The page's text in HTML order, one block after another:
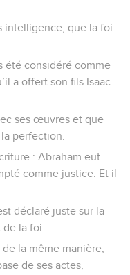
intelligence, que la foi
été considéré comme
a offert son fils Isaac
ses œuvres et que
perfection.
: Abraham eut
comme justice. Et il
déclaré juste sur la
la foi.
la même manière,
de ses actes,